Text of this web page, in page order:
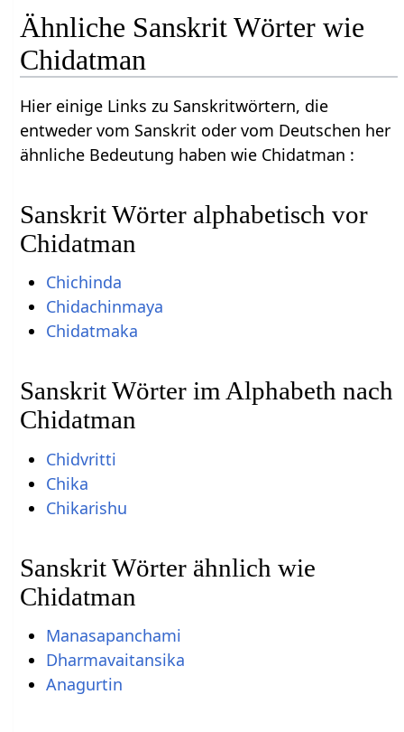
Ähnliche Sanskrit Wörter wie
Chidatman
Hier einige Links zu Sanskritwörtern, die
entweder vom Sanskrit oder vom Deutschen her
ähnliche Bedeutung haben wie Chidatman :
Sanskrit Wörter alphabetisch vor
Chidatman
Chichinda
Chidachinmaya
Chidatmaka
Sanskrit Wörter im Alphabeth nach
Chidatman
Chidvritti
Chika
Chikarishu
Sanskrit Wörter ähnlich wie
Chidatman
Manasapanchami
Dharmavaitansika
Anagurtin